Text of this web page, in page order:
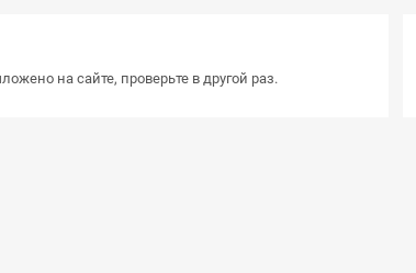
на сайте, проверьте в другой раз.